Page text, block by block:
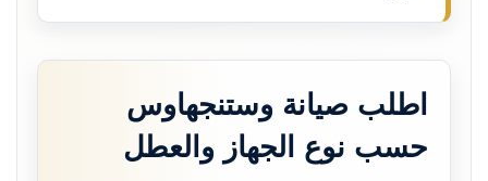
اطلب صيانة وستنجهاوس
حسب نوع الجهاز والعطل